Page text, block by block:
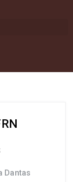
Dantas